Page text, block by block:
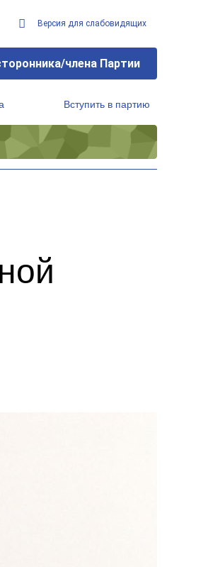
Версия для слабовидящих
члена Партии
Вступить в партию